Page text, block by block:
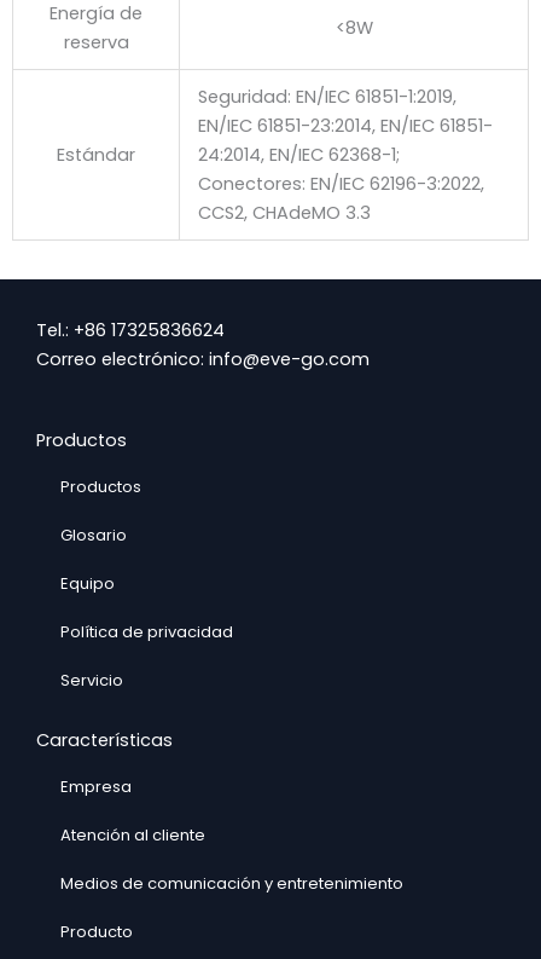
Energía de
reserva
<8W
Estándar
Seguridad: EN/IEC 61851-1:2019,
EN/IEC 61851-23:2014, EN/IEC 61851-
24:2014, EN/IEC 62368-1;
Conectores: EN/IEC 62196-3:2022,
CCS2, CHAdeMO 3.3
Tel.: +86 17325836624
Correo electrónico: info@eve-go.com
Productos
Productos
Glosario
Equipo
Política de privacidad
Servicio
Características
Empresa
Atención al cliente
Medios de comunicación y entretenimiento
Producto